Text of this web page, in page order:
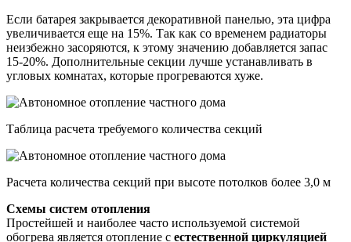
Если батарея закрывается декоративной панелью, эта цифра
увеличивается еще на 15%. Так как со временем радиаторы
неизбежно засоряются, к этому значению добавляется запас
15-20%. Дополнительные секции лучше устанавливать в
угловых комнатах, которые прогреваются хуже.
Таблица расчета требуемого количества секций
Расчета количества секций при высоте потолков более 3,0 м
Схемы систем отопления
Простейшей и наиболее часто используемой системой
обогрева является отопление с естественной циркуляцией